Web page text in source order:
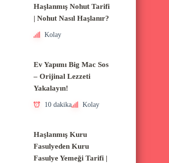
Haşlanmış Nohut Tarifi
| Nohut Nasıl Haşlanır?
Kolay
Ev Yapımı Big Mac Sos
– Orijinal Lezzeti
Yakalayın!
10 dakika Kolay
Haşlanmış Kuru
Fasulyeden Kuru
Fasulye Yemeği Tarifi |